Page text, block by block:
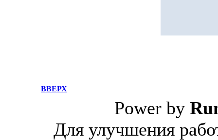
ВВЕРХ
Power by
Для улучшения